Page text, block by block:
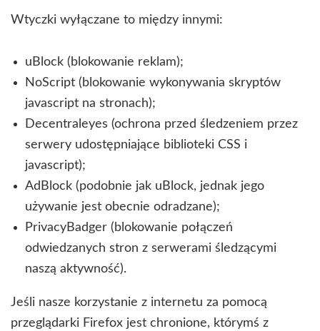
Wtyczki wyłączane to między innymi:
uBlock (blokowanie reklam);
NoScript (blokowanie wykonywania skryptów
javascript na stronach);
Decentraleyes (ochrona przed śledzeniem przez
serwery udostępniające biblioteki CSS i
javascript);
AdBlock (podobnie jak uBlock, jednak jego
używanie jest obecnie odradzane);
PrivacyBadger (blokowanie połączeń
odwiedzanych stron z serwerami śledzącymi
naszą aktywność).
Jeśli nasze korzystanie z internetu za pomocą
przeglądarki Firefox jest chronione, którymś z